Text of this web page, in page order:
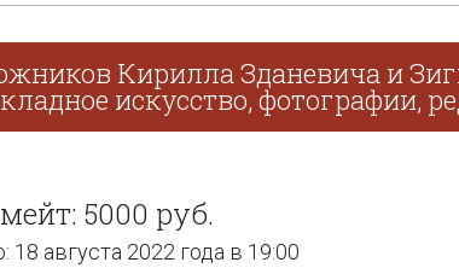
Кирилла Зданевича и
искусство, фотографии,
5000 руб.
18 августа 2022 года в 19:00